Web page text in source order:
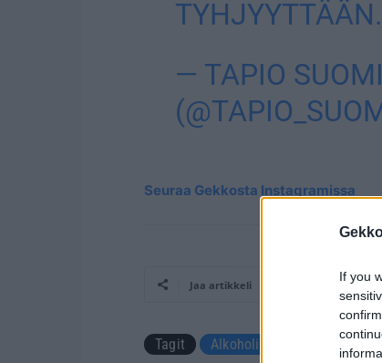
If you
— TAPIO
Seuraa Gekkosta Instagramissa
Jaa artikkeli
Tagit Alkoholismi Julkkikset